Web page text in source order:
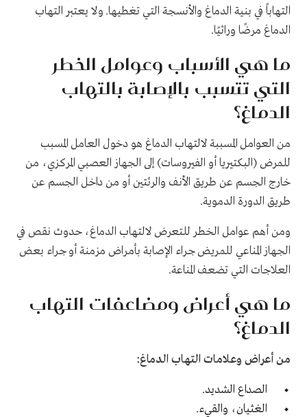
التهاباً في بنية الدماغ والأنسجة التي تغطيها. ولا يعتبر التهاب
الدماغ مرضًا وراثيًا.
ما هي الأسباب وعوامل الخطر
التي تتسبب بالإصابة بالتهاب
الدماغ؟
من العوامل المسببة لالتهاب الدماغ هو دخول العامل المسبب
للمرض (البكتيريا أو الفيروسات) إلى الجهاز العصبي المركزي، من
خارج الجسم عن طريق الأنف والرئتين أو من داخل الجسم عن
طريق الدورة الدموية.
ومن أهم عوامل الخطر للتعرض لالتهاب الدماغ، حدوث نقص في
الجهاز المناعي للمريض جراء الإصابة بأمراض مزمنة أو جراء بعض
العلاجات التي تضعف المناعة.
ما هي أعراض ومضاعفات التهاب
الدماغ؟
أعراض وعلامات التهاب الدماغ:
الصداع الشديد.
الغثيان، والقيء.